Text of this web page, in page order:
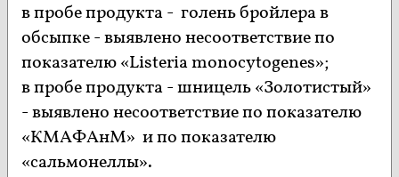
в пробе продукта - голень бройлера в
обсыпке - выявлено несоответствие по
показателю «Listeria monocytogenes»;
в пробе продукта - шницель «Золотистый»
- выявлено несоответствие по показателю
«КМАФАнМ» и по показателю
«сальмонеллы».